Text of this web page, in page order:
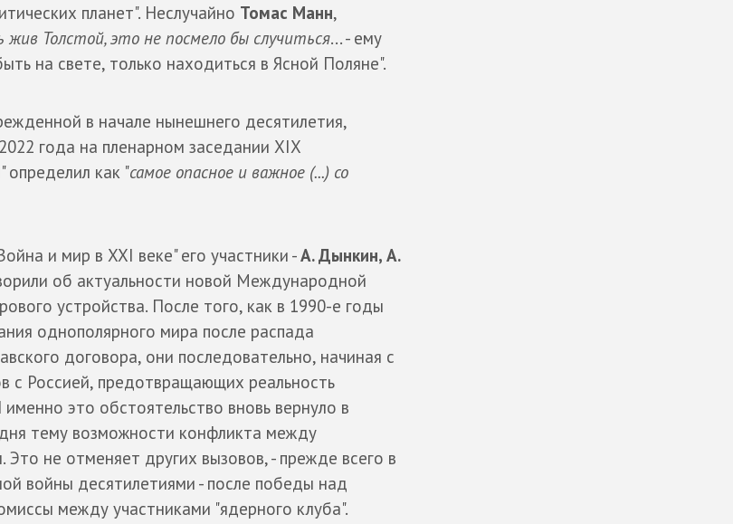
планет". Неслучайно Томас Манн,
жив Толстой, это не посмело бы случиться... - ему
на свете, только находиться в Ясной Поляне".
в начале нынешнего десятилетия,
года на пленарном заседании ХIХ
как "самое опасное и важное (...) со
и мир в ХХI веке" его участники -А. Дынкин, А.
об актуальности новой Международной
устройства. После того, как в 1990-е годы
однополярного мира после распада
договора, они последовательно, начиная с
с Россией, предотвращающих реальность
это обстоятельство вновь вернуло в
тему возможности конфликта между
не отменяет других вызовов, - прежде всего в
войны десятилетиями - после победы над
между участниками "ядерного клуба".